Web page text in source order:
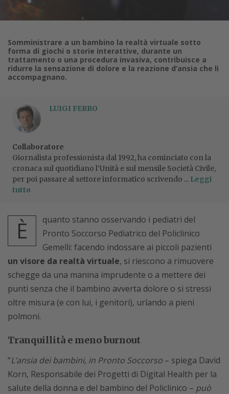
Somministrare a un bambino la realtà virtuale sotto
forma di giochi o storie interattive, durante un
trattamento o una procedura invasiva, contribuisce a
ridurre la sensazione di dolore e la reazione d’ansia che li
accompagnano.
LUIGI FERRO
Collaboratore
Giornalista professionista dal 1992, ha cominciato con la
cronaca sul quotidiano l’Unità e sul mensile Società Civile,
per poi passare al settore informatico scrivendo ... Leggi
tutto
È
quanto stanno osservando i pediatri del
Pronto Soccorso Pediatrico del Policlinico
Gemelli: facendo indossare ai piccoli pazienti
un visore da realtà virtuale, si riescono a rimuovere
schegge da una manina imprudente o a mettere dei
punti senza che il bambino avverta dolore o si stressi
oltre misura (e con lui, i genitori), urlando a pieni
polmoni.
Tranquillità e meno burnout
“L’ansia dei bambini, in Pronto Soccorso – spiega David
Korn, Responsabile dei Progetti di Digital Health per la
salute della donna e del bambino del Policlinico – può